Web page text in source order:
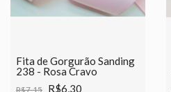
Fita de Gorgurão Sanding
238 - Rosa Cravo
R$7,15 R$6,30